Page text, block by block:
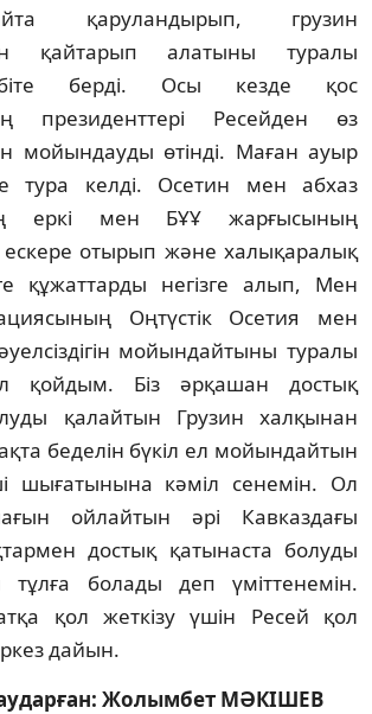
қаруландырып, грузин
қайтарып алатыны туралы
бердi. Осы кезде қос
президенттерi Ресейден өз
мойындауды өтiндi. Маған ауыр
тура келдi. Осетин мен абхаз
еркi мен БҰҰ жарғысының
отырып және халықаралық
құжаттарды негiзге алып, Мен
Оңтүстiк Осетия мен
мойындайтыны туралы
қойдым. Бiз әрқашан достық
қалайтын Грузин халқынан
беделiн бүкiл ел мойындайтын
шығатынына кәмiл сенемiн. Ол
ойлайтын әрi Кавказдағы
достық қатынаста болуды
тұлға болады деп үмiттенемiн.
қол жеткiзу үшiн Ресей қол
дайын.
Жолымбет МӘКIШЕВ